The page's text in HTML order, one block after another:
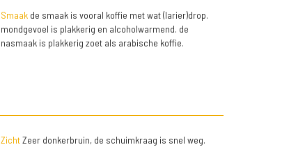
Smaakde smaak is vooral koffie met wat (larier)drop.
mondgevoel is plakkerig en alcoholwarmend. de
nasmaak is plakkerig zoet als arabische koffie.
ZichtZeer donkerbruin, de schuimkraag is snel weg.